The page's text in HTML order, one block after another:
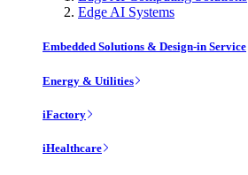
Edge AI Systems
Embedded Solutions & Design-in Service
Energy & Utilities
iFactory
iHealthcare